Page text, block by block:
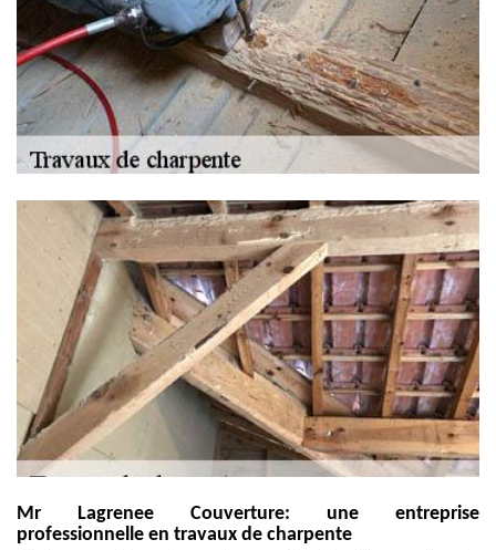
Mr Lagrenee Couverture: une entreprise
professionnelle en travaux de charpente